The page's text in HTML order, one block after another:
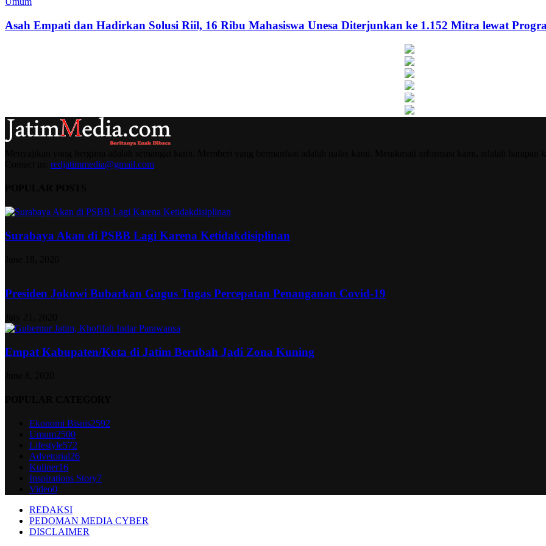
Asah Empati dan Hadirkan Solusi Riil, 16 Ribu Mahasiswa Unesa Diterjunkan ke 1.152 Mitra lewat
redjatimmedia@gmail.com
Surabaya Akan di PSBB Lagi Karena Ketidakdisiplinan
Presiden Jokowi Bubarkan Gugus Tugas Percepatan Penanganan Covid-19
Empat Kabupaten/Kota di Jatim Berubah Jadi Zona Kuning
Ekonomi Bisnis2592
Umum2500
Lifestyle572
Advetorial26
Kuliner16
Inspirations Story7
Video0
REDAKSI
PEDOMAN MEDIA CYBER
DISCLAIMER